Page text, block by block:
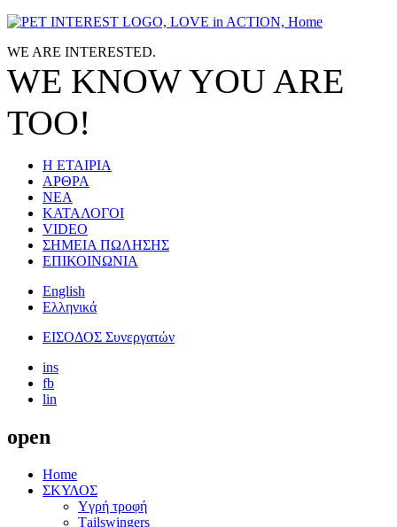
Jump to navigation
WE ARE INTERESTED.
WE KNOWYOU ARE
TOO!
Η ΕΤΑΙΡΙΑ
ΑΡΘΡΑ
ΝΕΑ
ΚΑΤΑΛΟΓΟΙ
VIDEO
ΣΗΜΕΙΑ ΠΩΛΗΣΗΣ
ΕΠΙΚΟΙΝΩΝΙΑ
English
Ελληνικά
ΕΙΣΟΔΟΣ Συνεργατών
ins
fb
lin
open
Home
ΣΚΥΛΟΣ
Yγρή τροφή
Τailswingers